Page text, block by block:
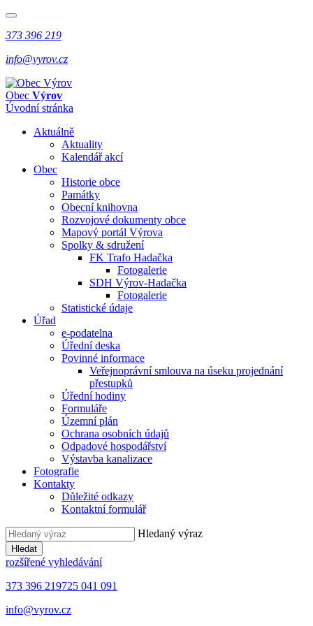
373 396 219
info@vyrov.cz
Obec Výrov
Úvodní stránka
Aktuálně
Aktuality
Kalendář akcí
Obec
Historie obce
Památky
Obecní knihovna
Rozvojové dokumenty obce
Mapový portál Výrova
Spolky & sdružení
FK Trafo Hadačka
Fotogalerie
SDH Výrov-Hadačka
Fotogalerie
Statistické údaje
Úřad
e-podatelna
Úřední deska
Povinné informace
Veřejnoprávní smlouva na úseku projednání
přestupků
Úřední hodiny
Formuláře
Územní plán
Ochrana osobních údajů
Odpadové hospodářství
Výstavba kanalizace
Fotografie
Kontakty
Důležité odkazy
Kontaktní formulář
Hledaný výraz
Hledat
rozšířené vyhledávání
373 396 219725 041 091
info@vyrov.cz